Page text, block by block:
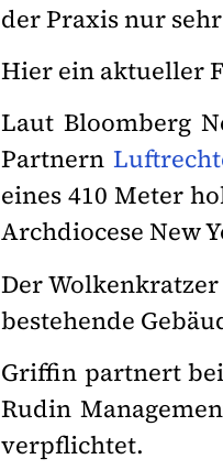
der Praxis nur
Hier ein aktueller
Laut Bloomberg
Partnern
eines 410 Meter
Archdiocese New
Der
bestehende
Griffin partnert
Rudin
verpflichtet.